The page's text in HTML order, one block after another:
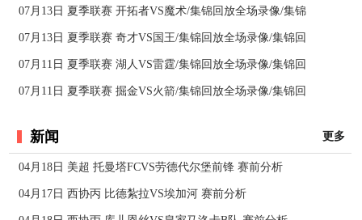
07月13日 夏季联赛 开拓者VS魔术/集锦回放全场录像/集锦
07月13日 夏季联赛 奇才VS国王/集锦回放全场录像/集锦回
07月11日 夏季联赛 湖人VS雷霆/集锦回放全场录像/集锦回
07月11日 夏季联赛 掘金VS火箭/集锦回放全场录像/集锦回
新闻 更多
04月18日 美超 托曼塔FCVS劳德代尔堡前锋 赛前分析
04月17日 西协丙 比德紮拉VS埃加河 赛前分析